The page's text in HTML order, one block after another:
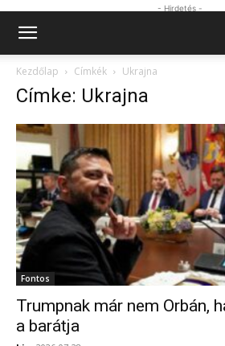
- Hirdetés -
Kezdőlap Címkék Ukrajna
Címke: Ukrajna
Fontos
Trumpnak már nem Orbán,
a barátja